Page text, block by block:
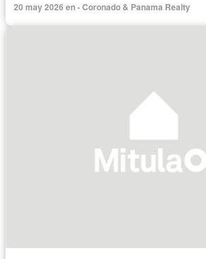
20 may 2026 en - Coronado & Panama Realty